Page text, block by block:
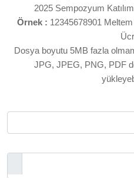
2025 Sempozyum
Örnek : 12345678901
Dosya boyutu 5MB fazla
JPG, JPEG, PNG, PDF